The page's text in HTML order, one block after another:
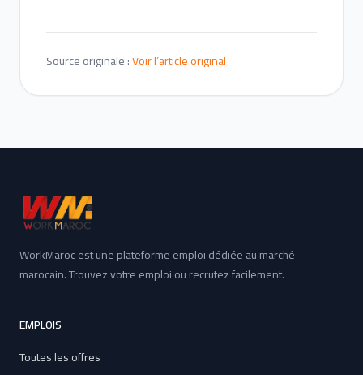
Source originale :Voir l’article original
WorkMaroc est une plateforme emploi dédiée au marché
marocain. Trouvez votre emploi ou recrutez facilement.
EMPLOIS
Toutes les offres